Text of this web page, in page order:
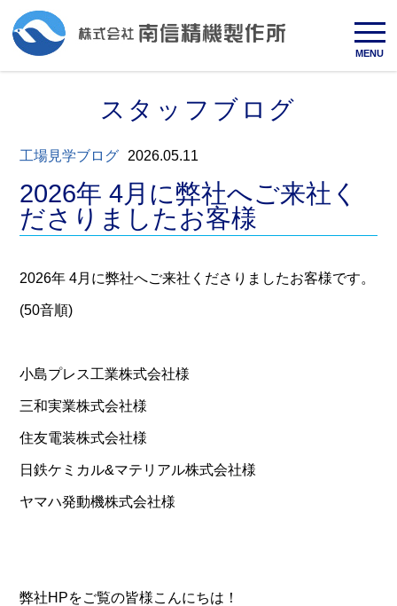
MENU
スタッフブログ
工場見学ブログ 2026.05.11
2026年 4月に弊社へご来社く
ださりましたお客様
2026年 4月に弊社へご来社くださりましたお客様です。
(50音順)
小島プレス工業株式会社様
三和実業株式会社様
住友電装株式会社様
日鉄ケミカル&マテリアル株式会社様
ヤマハ発動機株式会社様
弊社HPをご覧の皆様こんにちは！